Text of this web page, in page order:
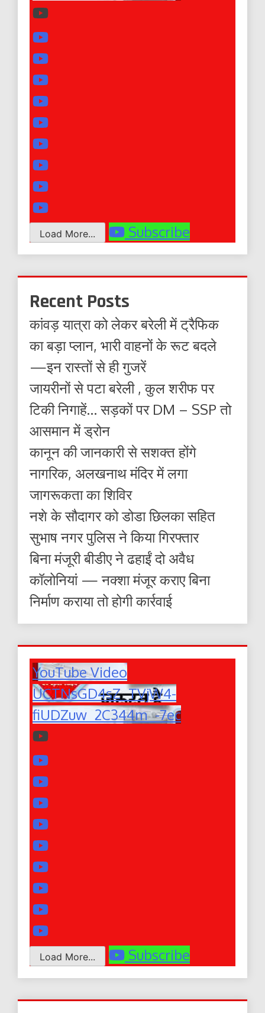
Load More... Subscribe
Recent Posts
कांवड़ यात्रा को लेकर बरेली में ट्रैफिक
का बड़ा प्लान, भारी वाहनों के रूट बदले
—इन रास्तों से ही गुजरें
जायरीनों से पटा बरेली , कुल शरीफ पर
टिकी निगाहें… सड़कों पर DM – SSP तो
आसमान में ड्रोन
कानून की जानकारी से सशक्त होंगे
नागरिक, अलखनाथ मंदिर में लगा
जागरूकता का शिविर
नशे के सौदागर को डोडा छिलका सहित
सुभाष नगर पुलिस ने किया गिरफ्तार
बिना मंजूरी बीडीए ने ढहाईं दो अवैध
कॉलोनियां — नक्शा मंजूर कराए बिना
निर्माण कराया तो होगी कार्रवाई
YouTube Video
UCTNsGD4sZ_TVjW4-
fiUDZuw_2C344m_-7ec
Load More... Subscribe